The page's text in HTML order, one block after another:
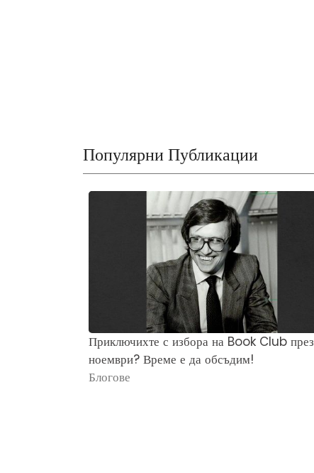
Популярни Публикации
Приключихте с избора на Book Club през
ноември? Време е да обсъдим!
Блогове